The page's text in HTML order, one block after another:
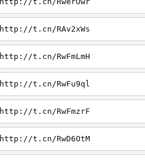
http://t.cn/RAv2xWs
http://t.cn/RwFmLmH
http://t.cn/RwFu9ql
http://t.cn/RwFmzrF
http://t.cn/RwD6OtM